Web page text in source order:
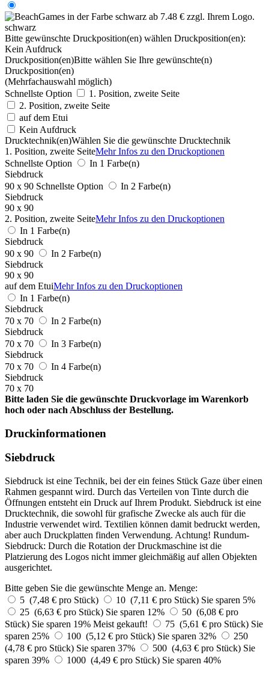
schwarz
Bitte gewünschte Druckposition(en) wählen Druckposition(en):
Kein Aufdruck
Druckposition(en)Bitte wählen Sie Ihre gewünschte(n)
Druckposition(en)
(Mehrfachauswahl möglich)
Schnellste Option
1. Position, zweite Seite
2. Position, zweite Seite
auf dem Etui
Kein Aufdruck
Drucktechnik(en)Wählen Sie die gewünschte Drucktechnik
1. Position, zweite SeiteMehr Infos zu den Druckoptionen
Schnellste Option
In 1 Farbe(n)
Siebdruck
90 x 90 Schnellste Option
In 2 Farbe(n)
Siebdruck
90 x 90
2. Position, zweite SeiteMehr Infos zu den Druckoptionen
In 1 Farbe(n)
Siebdruck
90 x 90
In 2 Farbe(n)
Siebdruck
90 x 90
auf dem EtuiMehr Infos zu den Druckoptionen
In 1 Farbe(n)
Siebdruck
70 x 70
In 2 Farbe(n)
Siebdruck
70 x 70
In 3 Farbe(n)
Siebdruck
70 x 70
In 4 Farbe(n)
Siebdruck
70 x 70
Bitte laden Sie die gewünschte Druckvorlage im Warenkorb
hoch oder nach Abschluss der Bestellung.
Druckinformationen
Siebdruck
Siebdruck ist eine Technik, bei der ein feines Stück Gaze über einen
Rahmen gespannt wird. Durch das Verteilen von Tinte durch die
Öffnungen entsteht ein Druck auf Ihrem Produkt. Siebdruck ist eine
Drucktechnik, die sowohl für grafische Zwecke als auch für die
Industrie verwendet wird. Textilien können damit bedruckt werden,
aber auch Druckplatten finden Verwendung. Achtung! Rundum-
Siebdruck: Durch die Rotation der Druckmaschine ist die
Platzierung des Logos nicht immer gleichmäßig auf allen Objekten
ausgerichtet.
Bitte geben Sie die gewünschte Menge an. Menge:
5 (7,48 € pro Stück)
10 (7,11 € pro Stück) Sie sparen 5%
25 (6,63 € pro Stück) Sie sparen 12%
50 (6,08 € pro
Stück) Sie sparen 19% Meist gekauft! 75 (5,61 € pro Stück) Sie
sparen 25%
100 (5,12 € pro Stück) Sie sparen 32%
250
(4,78 € pro Stück) Sie sparen 37% 500 (4,63 € pro Stück) Sie
sparen 39%
1000 (4,49 € pro Stück) Sie sparen 40%